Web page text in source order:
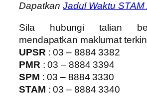
DapatkanJadul Waktu STAM
Sila hubungi talian
mendapatkan maklumat
UPSR : 03 – 8884 3382
PMR : 03 – 8884 3394
SPM : 03 – 8884 3330
STAM : 03 – 8884 3340